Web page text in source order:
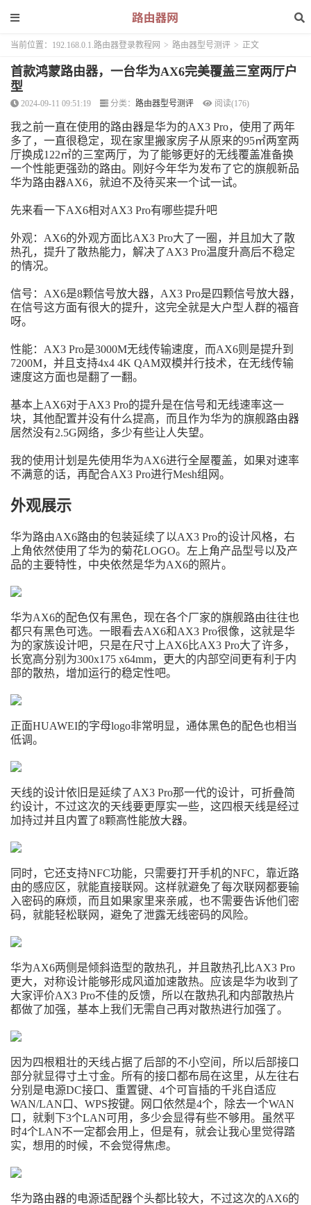
当前位置： 192.168.0.1.路由器登录教程网 > 路由器型号测评 > 正文
首款鸿蒙路由器，一台华为AX6完美覆盖三室两厅户
型
2024-09-11 09:51:19 分类： 路由器型号测评 阅读(176)
我之前一直在使用的路由器是华为的AX3 Pro，使用了两年
多了，一直很稳定，现在家里搬家房子从原来的95㎡两室两
厅换成122㎡的三室两厅，为了能够更好的无线覆盖准备换
一个性能更强劲的路由。刚好今年华为发布了它的旗舰新品
华为路由器AX6，就迫不及待买来一个试一试。
先来看一下AX6相对AX3 Pro有哪些提升吧
外观：AX6的外观方面比AX3 Pro大了一圈，并且加大了散
热孔，提升了散热能力，解决了AX3 Pro温度升高后不稳定
的情况。
信号：AX6是8颗信号放大器，AX3 Pro是四颗信号放大器，
在信号这方面有很大的提升，这完全就是大户型人群的福音
呀。
性能：AX3 Pro是3000M无线传输速度，而AX6则是提升到
7200M，并且支持4x4 4K QAM双模并行技术，在无线传输
速度这方面也是翻了一翻。
基本上AX6对于AX3 Pro的提升是在信号和无线速率这一
块，其他配置并没有什么提高，而且作为华为的旗舰路由器
居然没有2.5G网络，多少有些让人失望。
我的使用计划是先使用华为AX6进行全屋覆盖，如果对速率
不满意的话，再配合AX3 Pro进行Mesh组网。
外观展示
华为路由AX6路由的包装延续了以AX3 Pro的设计风格，右
上角依然使用了华为的菊花LOGO。左上角产品型号以及产
品的主要特性，中央依然是华为AX6的照片。
华为AX6的配色仅有黑色，现在各个厂家的旗舰路由往往也
都只有黑色可选。一眼看去AX6和AX3 Pro很像，这就是华
为的家族设计吧，只是在尺寸上AX6比AX3 Pro大了许多，
长宽高分别为300x175 x64mm，
更大的内部空间更有利于内
部的散热，增加运行的稳定性吧。
正面HUAWEI的字母logo非常明显，通体黑色的配色也相当
低调。
天线的设计依旧是延续了AX3 Pro那一代的设计，可折叠简
约设计，不过这次的天线要更厚实一些，这四根天线是经过
加持过并且内置了8颗高性能放大器。
同时，它还支持NFC功能，只需要打开手机的NFC，靠近路
由的感应区，就能直接联网。这样就避免了每次联网都要输
入密码的麻烦，而且如果家里来亲戚，也不需要告诉他们密
码，就能轻松联网，避免了泄露无线密码的风险。
华为AX6两侧是倾斜造型的散热孔，并且散热孔比AX3 Pro
更大，对称设计能够形成风道加速散热。应该是华为收到了
大家评价AX3 Pro不佳的反馈，所以在散热孔和内部散热片
都做了加强，基本上我们无需自己再对散热进行加强了。
因为四根粗壮的天线占据了后部的不小空间，所以后部接口
部分就显得寸土寸金。所有的接口都布局在这里，从左往右
分别是电源DC接口、重置键、4个可盲插的千兆自适应
WAN/LAN口、WPS按键。网口依然是4个，除去一个WAN
口，就剩下3个LAN可用，多少会显得有些不够用。虽然平
时4个LAN不一定都会用上，但是有，就会让我心里觉得踏
实，想用的时候，不会觉得焦虑。
华为路由器的电源适配器个头都比较大，不过这次的AX6的